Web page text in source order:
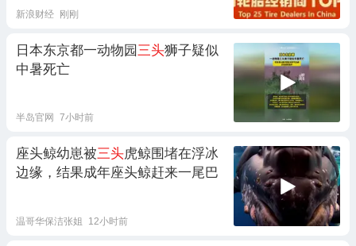
新浪财经 刚刚
日本东京都一动物园 三头狮子疑似
中暑死亡
半岛官网 7小时前
座头鲸幼崽被三头虎鲸围堵在浮冰
边缘，结果成年座头鲸赶来一尾巴
温哥华保洁张姐 12小时前